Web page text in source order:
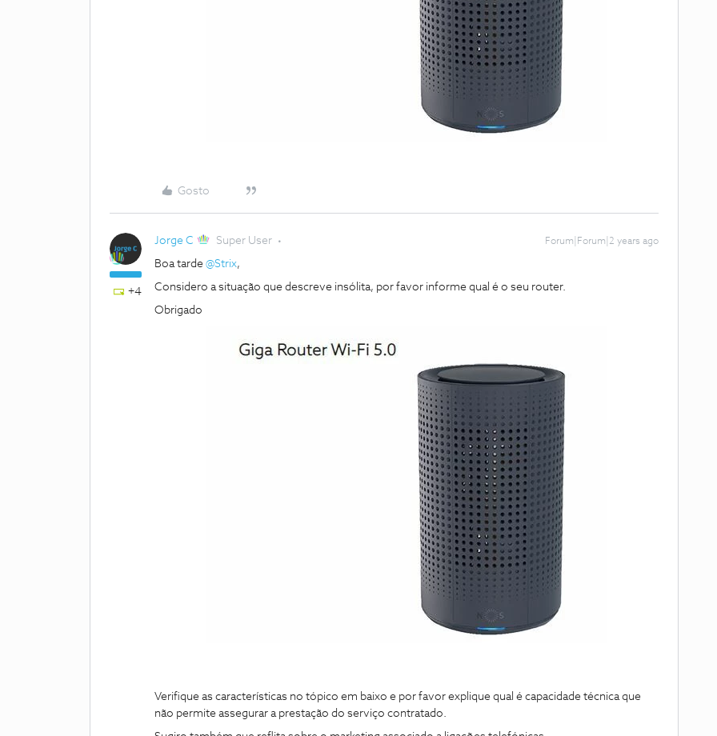
Gosto
+4
Jorge C Super User Forum|Forum|2 years ago
Boa tarde @Strix,
Considero a situação que descreve insólita, por favor informe qual é o seu router.
Obrigado
Verifique as características no tópico em baixo e por favor explique qual é capacidade técnica que
não permite assegurar a prestação do serviço contratado.